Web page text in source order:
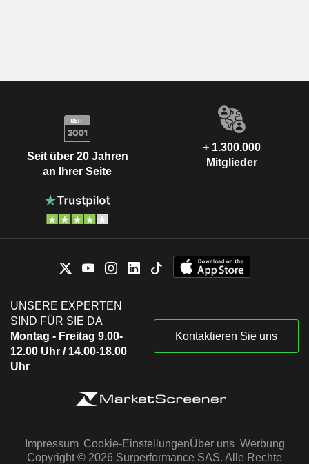
Seit über 20 Jahren
an Ihrer Seite
+ 1.300.000
Mitglieder
UNSERE EXPERTEN
SIND FÜR SIE DA
Montag - Freitag 9.00-
12.00 Uhr / 14.00-18.00
Uhr
Kontaktieren Sie uns
Impressum Cookie-EinstellungenÜber uns Werbung
Copyright © 2026 Surperformance SAS. Alle Rechte